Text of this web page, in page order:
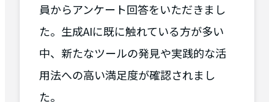
員からアンケート回答をいただきまし
た。生成AIに既に触れている方が多い
中、新たなツールの発見や実践的な活
用法への高い満足度が確認されまし
た。